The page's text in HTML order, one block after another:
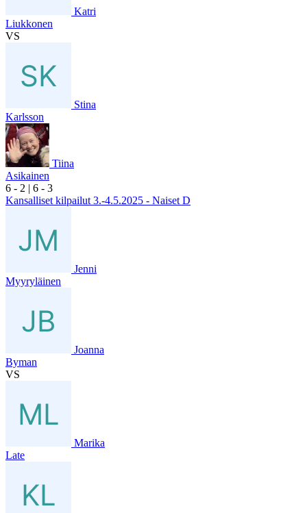
Katri
Liukkonen
VS
Stina
Karlsson
Tiina
Asikainen
6 - 2 | 6 - 3
Kansalliset kilpailut 3.-4.5.2025 - Naiset D
Jenni
Myyryläinen
Joanna
Byman
VS
Marika
Late